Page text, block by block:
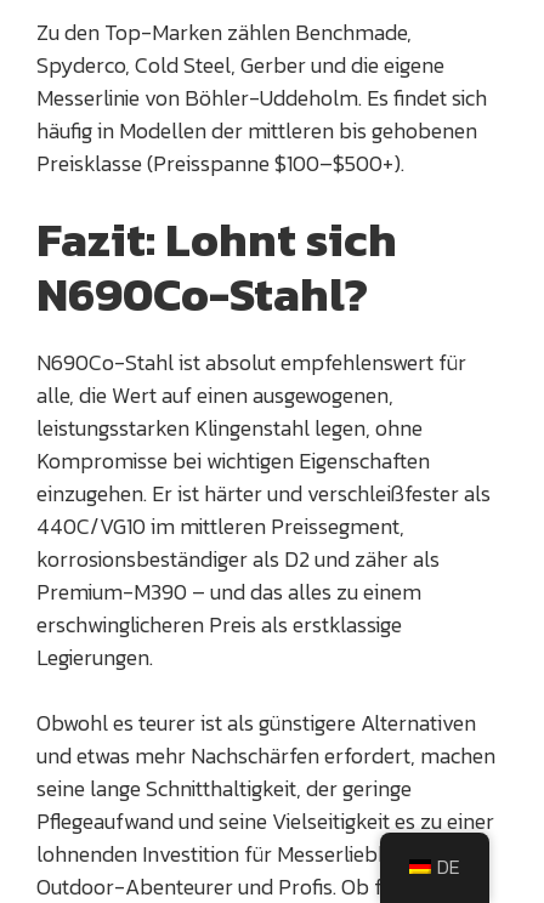
Zu den Top-Marken zählen Benchmade,
Spyderco, Cold Steel, Gerber und die eigene
Messerlinie von Böhler-Uddeholm. Es findet sich
häufig in Modellen der mittleren bis gehobenen
Preisklasse (Preisspanne $100–$500+).
Fazit: Lohnt sich
N690Co-Stahl?
N690Co-Stahl ist absolut empfehlenswert für
alle, die Wert auf einen ausgewogenen,
leistungsstarken Klingenstahl legen, ohne
Kompromisse bei wichtigen Eigenschaften
einzugehen. Er ist härter und verschleißfester als
440C/VG10 im mittleren Preissegment,
korrosionsbeständiger als D2 und zäher als
Premium-M390 – und das alles zu einem
erschwinglicheren Preis als erstklassige
Legierungen.
Obwohl es teurer ist als günstigere Alternativen
und etwas mehr Nachschärfen erfordert, machen
seine lange Schnitthaltigkeit, der geringe
Pflegeaufwand und seine Vielseitigkeit es zu einer
lohnenden Investition für Messerliebhaber,
Outdoor-Abenteurer und Profis. Ob für den
DE